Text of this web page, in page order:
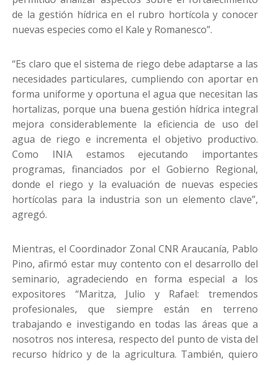
de la gestión hídrica en el rubro hortícola y conocer
nuevas especies como el Kale y Romanesco”.
“Es claro que el sistema de riego debe adaptarse a las
necesidades particulares, cumpliendo con aportar en
forma uniforme y oportuna el agua que necesitan las
hortalizas, porque una buena gestión hídrica integral
mejora considerablemente la eficiencia de uso del
agua de riego e incrementa el objetivo productivo.
Como INIA estamos ejecutando importantes
programas, financiados por el Gobierno Regional,
donde el riego y la evaluación de nuevas especies
hortícolas para la industria son un elemento clave”,
agregó.
Mientras, el Coordinador Zonal CNR Araucanía, Pablo
Pino, afirmó estar muy contento con el desarrollo del
seminario, agradeciendo en forma especial a los
expositores “Maritza, Julio y Rafael: tremendos
profesionales, que siempre están en terreno
trabajando e investigando en todas las áreas que a
nosotros nos interesa, respecto del punto de vista del
recurso hídrico y de la agricultura. También, quiero